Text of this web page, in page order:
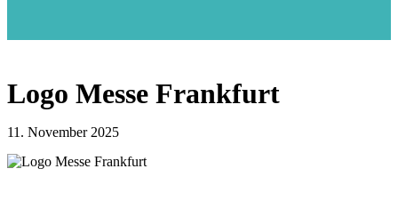
Logo Messe Frankfurt
11. November 2025